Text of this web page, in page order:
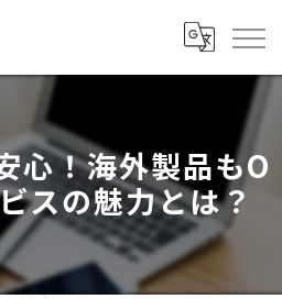
心！海外製品もO
スの魅力とは？